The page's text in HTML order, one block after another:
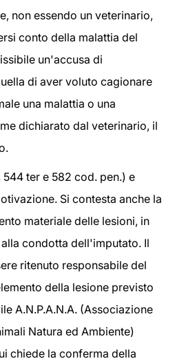
non essendo un veterinario,
conto della malattia del
un'accusa di
di aver voluto cagionare
una malattia o una
dichiarato dal veterinario, il
ter e 582 cod. pen.) e
Si contesta anche la
materiale delle lesioni, in
condotta dell'imputato. Il
ritenuto responsabile del
della lesione previsto
A.N.P.A.N.A. (Associazione
Natura ed Ambiente)
chiede la conferma della